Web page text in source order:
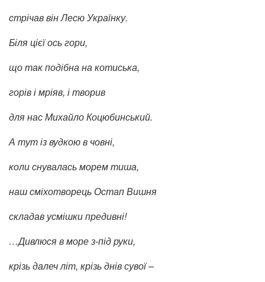
стрічав він Лесю Українку.
Біля цієї ось гори,
що так подібна на котиська,
горів і мріяв, і творив
для нас Михайло Коцюбинський.
А тут із вудкою в човні,
коли снувалась морем тиша,
наш сміхотворець Остап Вишня
складав усмішки предивні!
…Дивлюся в море з-під руки,
крізь далеч літ, крізь днів сувої –